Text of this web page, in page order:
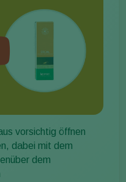
vorsichtig öffnen
dabei mit dem
dem